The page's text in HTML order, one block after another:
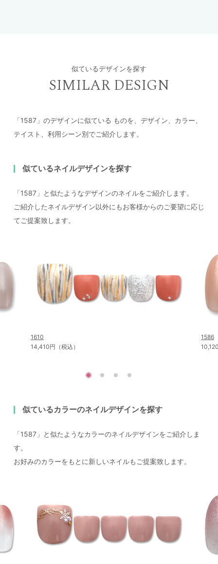
似ているデザインを探す
SIMILAR DESIGN
「1587」のデザインに似ている ものを、デザイン、カラー、
テイスト、利用シーン別でご紹介します。
似ているネイルデザインを探す
「1587」と似たようなデザインのネイルをご紹介します。
ご紹介したネイルデザイン以外にもお客様からのご要望に応じ
てご提案致します。
1610
14,410円（税込）
1586
似ているカラーのネイルデザインを探す
「1587」と似たようなカラーのネイルデザインをご紹介しま
す。
お好みのカラーをもとに新しいネイルもご提案致します。